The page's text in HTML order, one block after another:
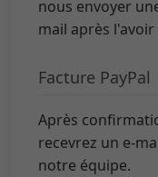
nous envoyer
mail après
Facture PayPal
Après
recevrez un e-
notre équipe.